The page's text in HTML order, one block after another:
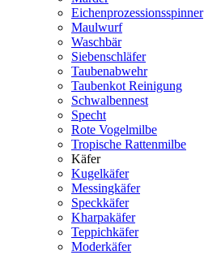
Eichenprozessionsspinner
Maulwurf
Waschbär
Siebenschläfer
Taubenabwehr
Taubenkot Reinigung
Schwalbennest
Specht
Rote Vogelmilbe
Tropische Rattenmilbe
Käfer
Kugelkäfer
Messingkäfer
Speckkäfer
Kharpakäfer
Teppichkäfer
Moderkäfer